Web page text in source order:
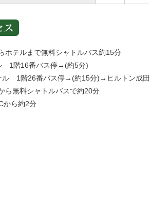
ス
ホテルまで無料シャトルバス約15分
1階16番バス停→(約5分)
1階26番バス停→(約15分)→ヒルトン成田
ら無料シャトルバスで約20分
から約2分